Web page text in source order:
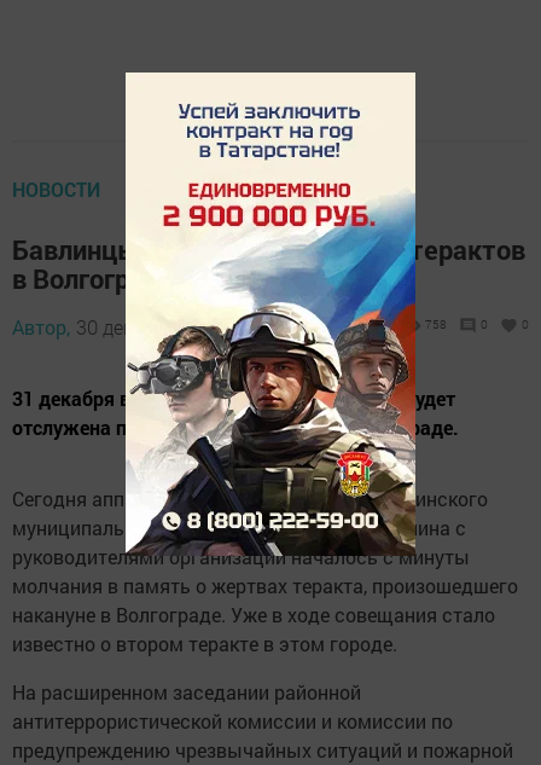
НОВОСТИ
Бавлинцы скорбят по жертвам терактов
в Волгограде
Автор, 30 декабря 2013 - 19:11 758 0 0
31 декабря в православном храме Бавлов будет
отслужена панихида по погибшим в Волгограде.
Сегодня аппаратное совещание главы Бавлинского
муниципального района Альберта Хабибуллина с
руководителями организаций началось с минуты
молчания в память о жертвах теракта, произошедшего
накануне в Волгограде. Уже в ходе совещания стало
известно о втором теракте в этом городе.
На расширенном заседании районной
антитеррористической комиссии и комиссии по
предупреждению чрезвычайных ситуаций и пожарной